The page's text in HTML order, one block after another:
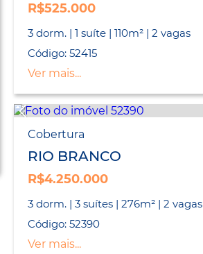
R$525.000
3 dorm. | 1 suíte | 110m² | 2 vagas
Código: 52415
Ver mais...
Cobertura
RIO BRANCO
R$4.250.000
3 dorm. | 3 suítes | 276m² | 2 vagas
Código: 52390
Ver mais...